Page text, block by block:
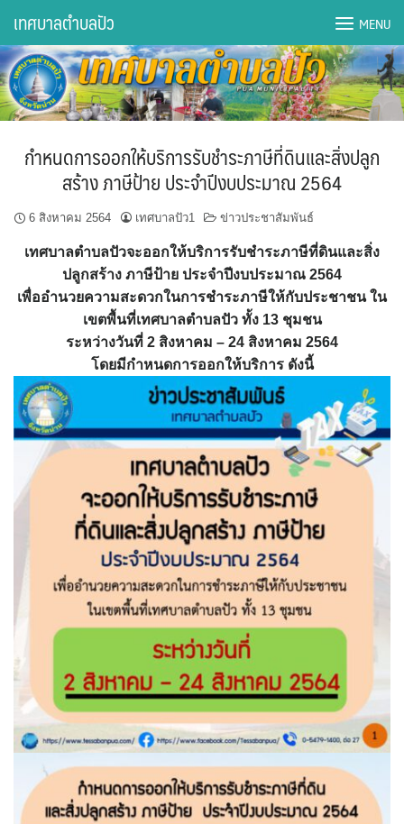
content
DWQA Ask Question
DWQA Questions
กองการศึกษา
กองคลัง
กองช่าง
กองยุทธศาสตร์และงบประมาณ
กองสาธารณสุขฯ
การเปิดเผยข้อมูลข่าวสารปี 2566 integrity transparency
assessment ITA2023
ข้อกำหนดการใช้งาน
ข้อมูลประชากร
ข้อมูลพื้นฐานของศูนย์บริการนักท่องเที่ยว เทศบาลตำบลปัว
ขั้นตอนการขอรับบริการ
งบแสดงฐานะการคลัง
งบแสดงฐานะการเงิน เทศบาลตำบลปัว ประจำปีงบประมาณ 2561
ติดต่อหน่วยงาน
ที่พัก
Amante Baristro Hotel & Cafe’ @Pua
เทศบาลตำบลปัว MENU
กำหนดการออกให้บริการรับชำระภาษีที่ดินและสิ่งปลูก
สร้าง ภาษีป้าย ประจำปีงบประมาณ 2564
6 สิงหาคม 2564 เทศบาลปัว1 ข่าวประชาสัมพันธ์
เทศบาลตำบลปัวจะออกให้บริการรับชำระภาษีที่ดินและสิ่ง
ปลูกสร้าง ภาษีป้าย ประจำปีงบประมาณ 2564
เพื่ออำนวยความสะดวกในการชำระภาษีให้กับประชาชน ใน
เขตพื้นที่เทศบาลตำบลปัว ทั้ง 13 ชุมชน
ระหว่างวันที่ 2 สิงหาคม – 24 สิงหาคม 2564
โดยมีกำหนดการออกให้บริการ ดังนี้